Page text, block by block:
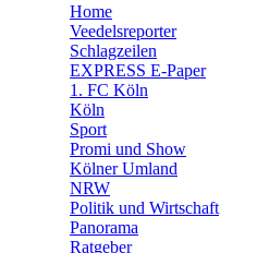
Home
Veedelsreporter
Schlagzeilen
EXPRESS E-Paper
1. FC Köln
Köln
Sport
Promi und Show
Kölner Umland
NRW
Politik und Wirtschaft
Panorama
Ratgeber